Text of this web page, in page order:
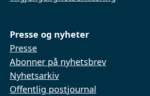
Presse og nyheter
Presse
Abonner på nyhetsbrev
Nyhetsarkiv
Offentlig postjournal